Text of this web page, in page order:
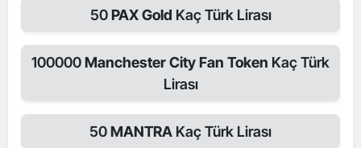
50PAX Gold Kaç Türk Lirası
100000Manchester City Fan Token Kaç Türk
Lirası
50MANTRA Kaç Türk Lirası